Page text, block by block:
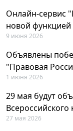
Онлайн-сервис
новой функцией
9 июня 2026
Объявлены
"Правовая
1 июня 2026
29 мая будут
27 мая 2026